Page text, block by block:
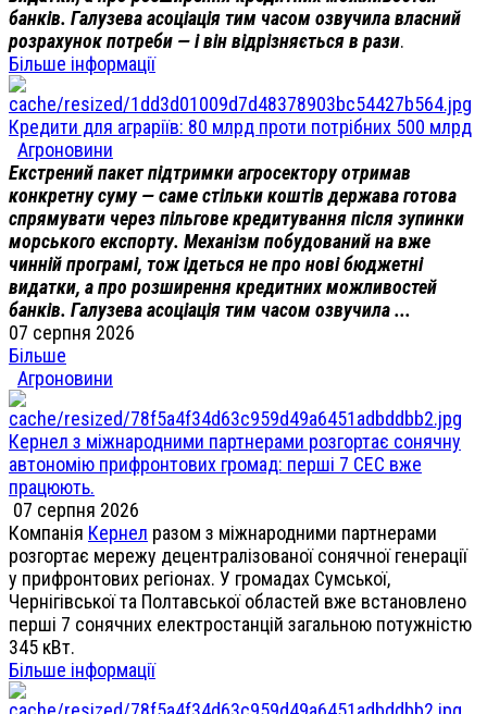
банків. Галузева асоціація тим часом озвучила власний
розрахунок потреби — і він відрізняється в рази.
Більше інформації
Кредити для аграріїв: 80 млрд проти потрібних 500 млрд
Агроновини
Екстрений пакет підтримки агросектору отримав
конкретну суму — саме стільки коштів держава готова
спрямувати через пільгове кредитування після зупинки
морського експорту. Механізм побудований на вже
чинній програмі, тож ідеться не про нові бюджетні
видатки, а про розширення кредитних можливостей
банків. Галузева асоціація тим часом озвучила ...
07 серпня 2026
Більше
Агроновини
Кернел з міжнародними партнерами розгортає сонячну
автономію прифронтових громад: перші 7 СЕС вже
працюють.
07 серпня 2026
Компанія Кернел разом з міжнародними партнерами
розгортає мережу децентралізованої сонячної генерації
у прифронтових регіонах. У громадах Сумської,
Чернігівської та Полтавської областей вже встановлено
перші 7 сонячних електростанцій загальною потужністю
345 кВт.
Більше інформації